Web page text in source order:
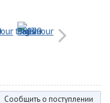
Сообщить о поступлении